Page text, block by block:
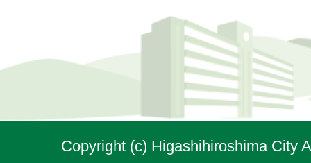
Copyright (c) Higashihiroshima City